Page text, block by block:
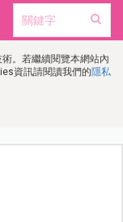
。若繼續閱覽本網站內
資訊請閱讀我們的隱私